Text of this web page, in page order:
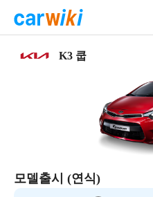
K3 쿱
모델출시 (연식)